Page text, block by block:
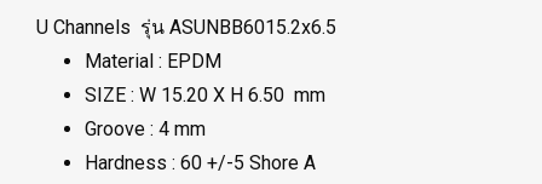
U Channels รุ่น ASUNBB6015.2x6.5
Material : EPDM
SIZE : W 15.20 X H 6.50 mm
Groove : 4 mm
Hardness : 60 +/-5 Shore A